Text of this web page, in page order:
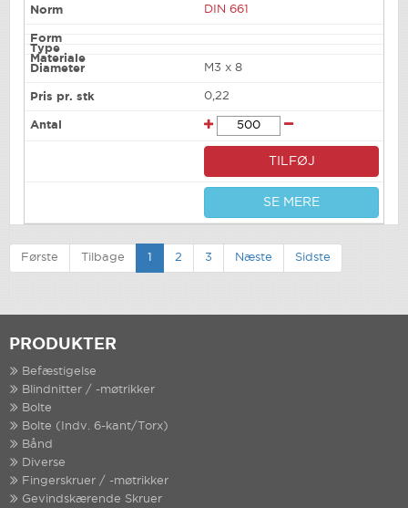
DIN 661
M3 x 8
0,22
TILFØJ
SE MERE
Første Tilbage 1 2 3 Næste Sidste
PRODUKTER
Befæstigelse
Blindnitter / -møtrikker
Bolte
Bolte (Indv. 6-kant/Torx)
Bånd
Diverse
Fingerskruer / -møtrikker
Gevindskærende Skruer